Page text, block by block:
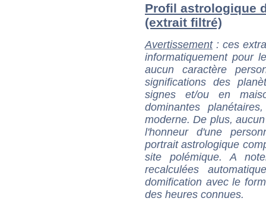
Profil astrologique
(extrait filtré)
Avertissement: ces
informatiquement pour
aucun caractère
significations des
signes et/ou en
dominantes
moderne. De plus,
l'honneur d'une
portrait astrologique
site polémique. A
recalculées
domification avec le
des heures connues.